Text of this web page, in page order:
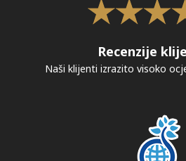
Recenzije
Naši klijenti izrazito visoko